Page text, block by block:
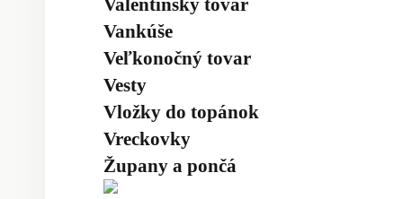
Valentínsky tovar
Vankúše
Veľkonočný tovar
Vesty
Vložky do topánok
Vreckovky
Župany a pončá